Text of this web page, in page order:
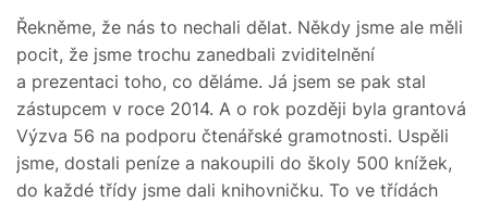
Řekněme, že nás to nechali dělat. Někdy jsme ale měli
pocit, že jsme trochu zanedbali zviditelnění
a prezentaci toho, co děláme. Já jsem se pak stal
zástupcem v roce 2014. A o rok později byla grantová
Výzva 56 na podporu čtenářské gramotnosti. Uspěli
jsme, dostali peníze a nakoupili do školy 500 knížek,
do každé třídy jsme dali knihovničku. To ve třídách